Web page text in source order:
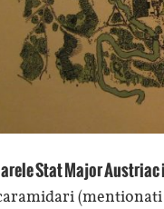
Stat Major Austriac